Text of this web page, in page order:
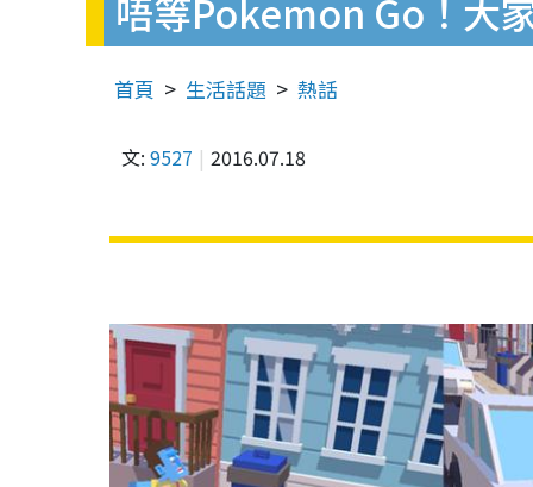
唔等Pokemon Go！大
首頁 生活話題 熱話
文: 9527 2016.07.18